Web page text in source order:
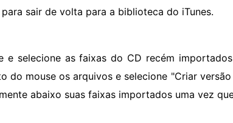
sair de volta para a biblioteca do iTunes.
e selecione as faixas do CD recém
do mouse os arquivos e selecione "Criar
abaixo suas faixas importados uma vez